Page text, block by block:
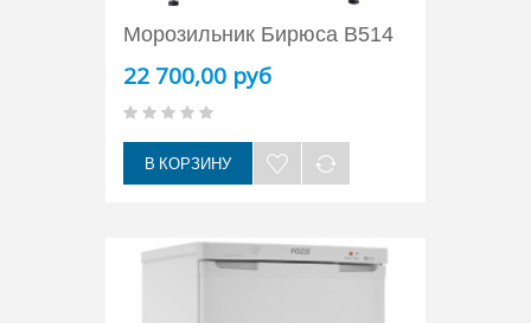
Морозильник Бирюса B514
22 700,00 руб
В КОРЗИНУ